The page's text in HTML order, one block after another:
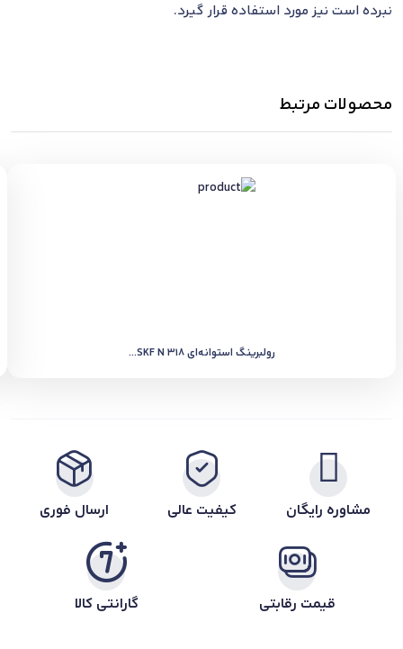
نبرده است نیز مورد استفاده قرار گیرد.
محصولات مرتبط
رولبرینگ استوانه‌ای SKF N 318...
مشاوره رایگان کیفیت عالی ارسال فوری
قیمت رقابتی گارانتی کالا